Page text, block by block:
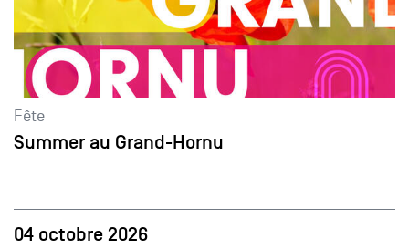
Fête
Summer au Grand-Hornu
04 octobre 2026